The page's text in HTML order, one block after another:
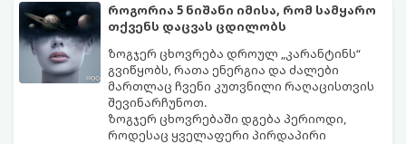
როგორია 5 ნიშანი იმისა, რომ სამყარო
თქვენს დაცვას ცდილობს
ზოგჯერ ცხოვრება დროულ „კარანტინს“
გვიწყობს, რათა ენერგია და ძალები
მართლაც ჩვენი კუთვნილი რაღაცისთვის
შევინარჩუნოთ.
ზოგჯერ ცხოვრებაში დგება პერიოდი,
როდესაც ყველაფერი პირდაპირი